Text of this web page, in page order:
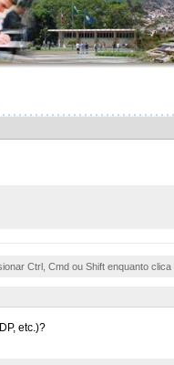
Ctrl, Cmd ou Shift enquanto